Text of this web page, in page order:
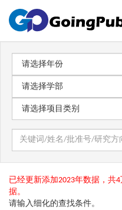
已经更新添加2023年数据，共
据。
请输入细化的查找条件。